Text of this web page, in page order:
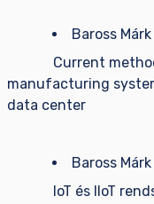
Baross
Current methods
manufacturing
data center
Baross
IoT és IIoT